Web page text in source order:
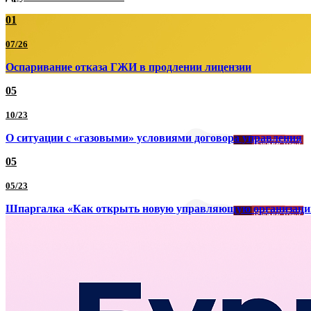
01
07/26
Оспаривание отказа ГЖИ в продлении лицензии
05
10/23
О ситуации с «газовыми» условиями договора управления
05
05/23
Шпаргалка «Как открыть новую управляющую